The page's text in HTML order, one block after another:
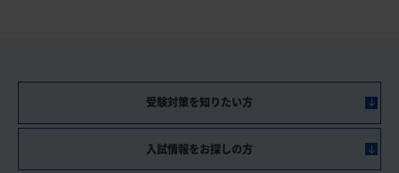
受験対策を知りたい方
入試情報をお探しの方